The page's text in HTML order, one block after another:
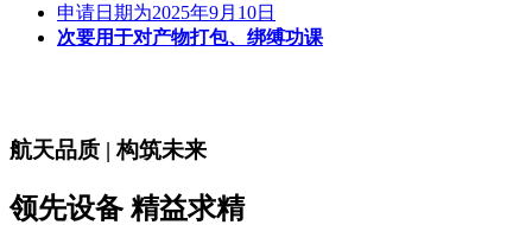
申请日期为2025年9月10日
次要用于对产物打包、绑缚功课
航天品质 | 构筑未来
领先设备 精益求精